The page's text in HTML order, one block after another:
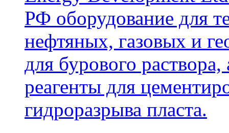
РФ оборудование для
нефтяных, газовых и
для бурового
реагенты для
гидроразрыва пласта.